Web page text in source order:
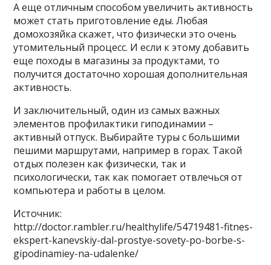
А еще отличным способом увеличить активность
может стать приготовление еды. Любая
домохозяйка скажет, что физически это очень
утомительный процесс. И если к этому добавить
еще походы в магазины за продуктами, то
получится достаточно хорошая дополнительная
активность.
И заключительный, один из самых важных
элементов профилактики гиподинамии –
активный отпуск. Выбирайте туры с большими
пешими маршрутами, например в горах. Такой
отдых полезен как физически, так и
психологически, так как помогает отвлечься от
компьютера и работы в целом.
Источник:
http://doctor.rambler.ru/healthylife/54719481-fitnes-
ekspert-kanevskiy-dal-prostye-sovety-po-borbe-s-
gipodinamiey-na-udalenke/